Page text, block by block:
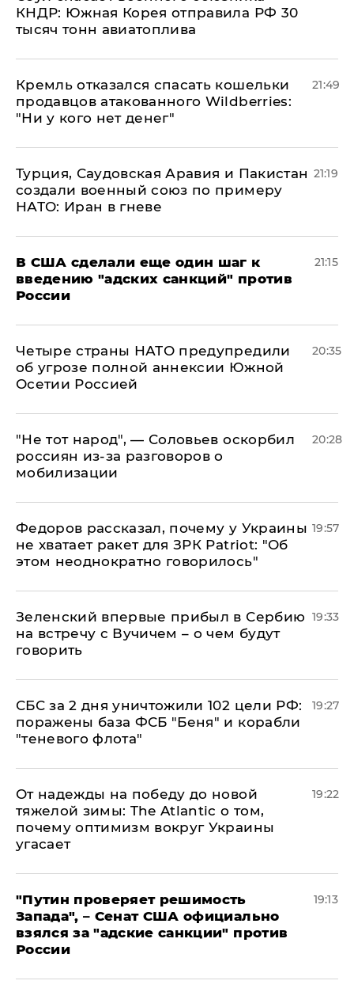
КНДР: Южная Корея отправила РФ 30
тысяч тонн авиатоплива
Кремль отказался спасать кошельки
продавцов атакованного Wildberries:
"Ни у кого нет денег"
21:49
Турция, Саудовская Аравия и Пакистан
создали военный союз по примеру
НАТО: Иран в гневе
21:19
В США сделали еще один шаг к
введению "адских санкций" против
России
21:15
Четыре страны НАТО предупредили
об угрозе полной аннексии Южной
Осетии Россией
20:35
​"Не тот народ", — Соловьев оскорбил
россиян из-за разговоров о
мобилизации
20:28
Федоров рассказал, почему у Украины
не хватает ракет для ЗРК Patriot: "Об
этом неоднократно говорилось"
19:57
Зеленский впервые прибыл в Сербию
на встречу с Вучичем – о чем будут
говорить
19:33
СБС за 2 дня уничтожили 102 цели РФ:
поражены база ФСБ "Беня" и корабли
"теневого флота"
19:27
От надежды на победу до новой
тяжелой зимы: The Atlantic о том,
почему оптимизм вокруг Украины
угасает
19:22
"Путин проверяет решимость
Запада", – Сенат США официально
взялся за "адские санкции" против
России
19:13